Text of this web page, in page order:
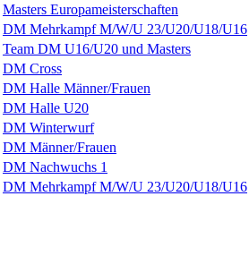
Masters Europameisterschaften
DM Mehrkampf M/W/U 23/U20/U18/U16
Team DM U16/U20 und Masters
DM Cross
DM Halle Männer/Frauen
DM Halle U20
DM Winterwurf
DM Männer/Frauen
DM Nachwuchs 1
DM Mehrkampf M/W/U 23/U20/U18/U16